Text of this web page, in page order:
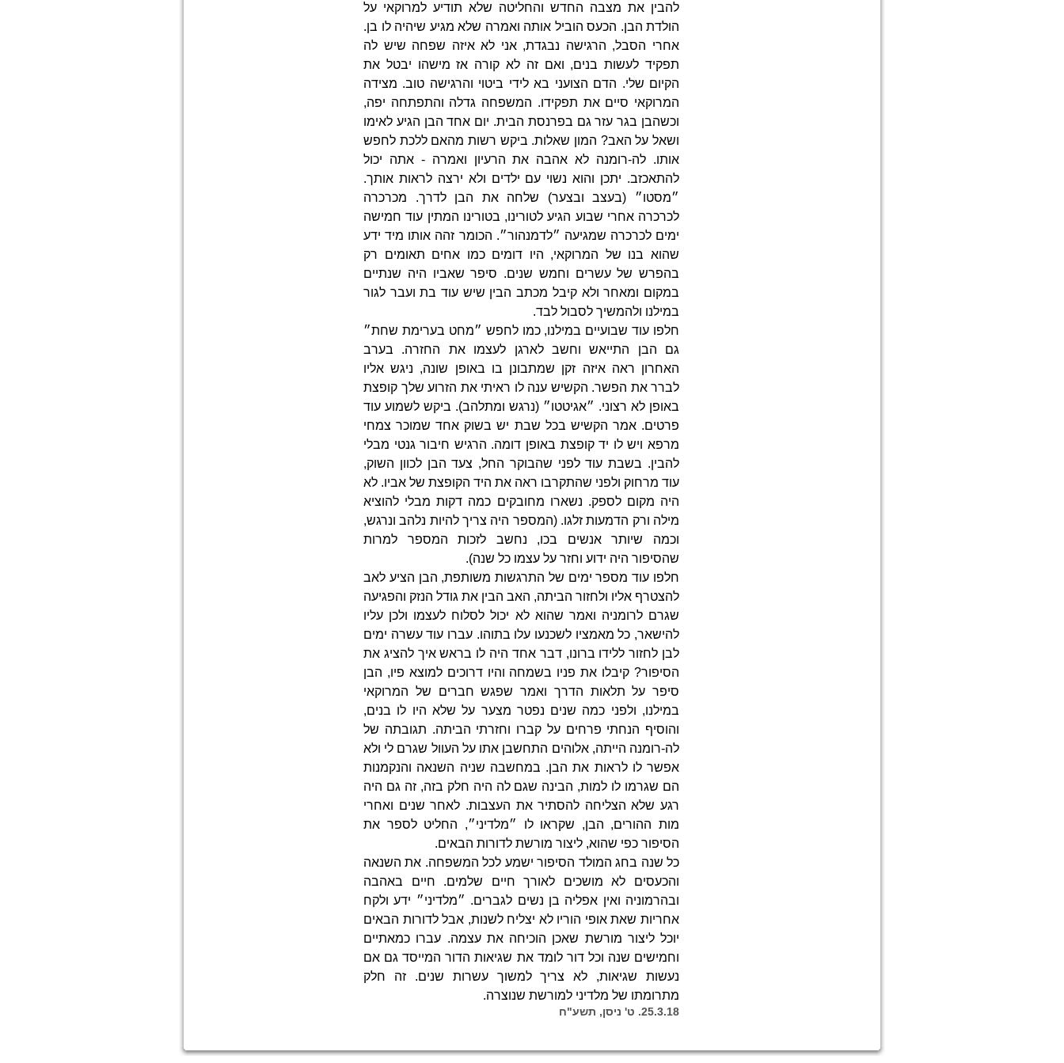
להבין את מצבה החדש והחליטה שלא תודיע למרוקאי על
הולדת הבן. הכעס הוביל אותה ואמרה שלא מגיע שיהיה לו בן.
אחרי הסבל, הרגישה נבגדת, אני לא איזה שפחה שיש לה
תפקיד לעשות בנים, ואם זה לא קורה אז מישהו יבטל את
הקיום שלי. הדם הצועני בא לידי ביטוי והרגישה טוב. מצידה
המרוקאי סיים את תפקידו. המשפחה גדלה והתפתחה יפה,
וכשהבן בגר עזר גם בפרנסת הבית. יום אחד הבן הגיע לאימו
ושאל על האב? המון שאלות. ביקש רשות מהאם ללכת לחפש
אותו. לה-רומנה לא אהבה את הרעיון ואמרה - אתה יכול
להתאכזב. יתכן והוא נשוי עם ילדים ולא ירצה לראות אותך.
״מסטו״ (בעצב ובצער) שלחה את הבן לדרך. מכרכרה
לכרכרה אחרי שבוע הגיע לטורינו, בטורינו המתין עוד חמישה
ימים לכרכרה שמגיעה ״לדמנהור״. הכומר זהה אותו מיד ידע
שהוא בנו של המרוקאי, היו דומים כמו אחים תאומים רק
בהפרש של עשרים וחמש שנים. סיפר שאביו היה שנתיים
במקום ומאחר ולא קיבל מכתב הבין שיש עוד בת ועבר לגור
במילנו ולהמשיך לסבול לבד.
חלפו עוד שבועיים במילנו, כמו לחפש ״מחט בערימת שחת״
גם הבן התייאש וחשב לארגן לעצמו את החזרה. בערב
האחרון ראה איזה זקן שמתבונן בו באופן שונה, ניגש אליו
לברר את הפשר. הקשיש ענה לו ראיתי את הזרוע שלך קופצת
באופן לא רצוני. ״אגיטטו״ (נרגש ומתלהב). ביקש לשמוע עוד
פרטים. אמר הקשיש בכל שבת יש בשוק אחד שמוכר צמחי
מרפא ויש לו יד קופצת באופן דומה. הרגיש חיבור גנטי מבלי
להבין. בשבת עוד לפני שהבוקר החל, צעד הבן לכוון השוק,
עוד מרחוק ולפני שהתקרבו ראה את היד הקופצת של אביו. לא
היה מקום לספק. נשארו מחובקים כמה דקות מבלי להוציא
מילה ורק הדמעות זלגו. (המספר היה צריך להיות נלהב ונרגש,
וכמה שיותר אנשים בכו, נחשב לזכות המספר למרות
שהסיפור היה ידוע וחזר על עצמו כל שנה).
חלפו עוד מספר ימים של התרגשות משותפת, הבן הציע לאב
להצטרף אליו ולחזור הביתה, האב הבין את גודל הנזק והפגיעה
שגרם לרומניה ואמר שהוא לא יכול לסלוח לעצמו ולכן עליו
להישאר, כל מאמציו לשכנעו עלו בתוהו. עברו עוד עשרה ימים
לבן לחזור ללידו ברונו, דבר אחד היה לו בראש איך להציג את
הסיפור? קיבלו את פניו בשמחה והיו דרוכים למוצא פיו, הבן
סיפר על תלאות הדרך ואמר שפגש חברים של המרוקאי
במילנו, ולפני כמה שנים נפטר מצער על שלא היו לו בנים,
והוסיף הנחתי פרחים על קברו וחזרתי הביתה. תגובתה של
לה-רומנה הייתה, אלוהים התחשבן אתו על העוול שגרם לי ולא
אפשר לו לראות את הבן. במחשבה שניה השנאה והנקמנות
הם שגרמו לו למות, הבינה שגם לה היה חלק בזה, זה גם היה
רגע שלא הצליחה להסתיר את העצבות. לאחר שנים ואחרי
מות ההורים, הבן, שקראו לו ״מלדיני״, החליט לספר את
הסיפור כפי שהוא, ליצור מורשת לדורות הבאים.
כל שנה בחג המולד הסיפור ישמע לכל המשפחה. את השנאה
והכעסים לא מושכים לאורך חיים שלמים. חיים באהבה
ובהרמוניה ואין אפליה בן נשים לגברים. ״מלדיני״ ידע ולקח
אחריות שאת אופי הוריו לא יצליח לשנות, אבל לדורות הבאים
יוכל ליצור מורשת שאכן הוכיחה את עצמה. עברו כמאתיים
וחמישים שנה וכל דור לומד את שגיאות הדור המייסד גם אם
נעשות שגיאות, לא צריך למשוך עשרות שנים. זה חלק
מתרומתו של מלדיני למורשת שנוצרה.
25.3.18. ט' ניסן, תשע"ח